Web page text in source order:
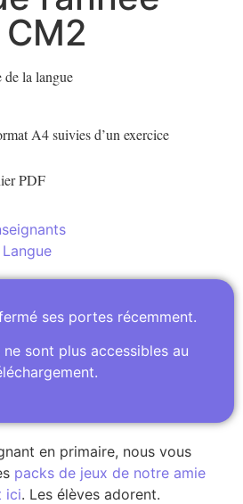
de la langue
A4 suivies d’un exercice
PDF
ses portes récemment.
ne sont plus accessibles au
en primaire, nous vous
packs de jeux de notre amie
ici. Les élèves adorent.